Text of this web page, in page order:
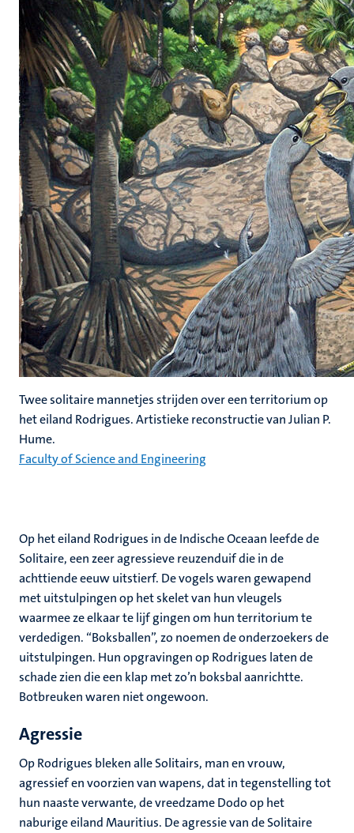
Twee solitaire mannetjes strijden over een territorium op
het eiland Rodrigues. Artistieke reconstructie van Julian P.
Hume.
Faculty of Science and Engineering
Op het eiland Rodrigues in de Indische Oceaan leefde de
Solitaire, een zeer agressieve reuzenduif die in de
achttiende eeuw uitstierf. De vogels waren gewapend
met uitstulpingen op het skelet van hun vleugels
waarmee ze elkaar te lijf gingen om hun territorium te
verdedigen. “Boksballen”, zo noemen de onderzoekers de
uitstulpingen. Hun opgravingen op Rodrigues laten de
schade zien die een klap met zo’n boksbal aanrichtte.
Botbreuken waren niet ongewoon.
Agressie
Op Rodrigues bleken alle Solitairs, man en vrouw,
agressief en voorzien van wapens, dat in tegenstelling tot
hun naaste verwante, de vreedzame Dodo op het
naburige eiland Mauritius. De agressie van de Solitaire